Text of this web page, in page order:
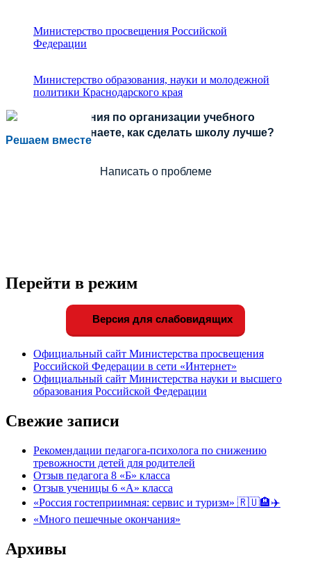
Министерство просвещения Российской
Федерации
Министерство образования, науки и молодежной
политики Краснодарского края
Решаем вместе
Есть предложения по организации учебного
процесса или знаете, как сделать школу лучше?
Написать о проблеме
Перейти в режим
Версия для слабовидящих
Официальный сайт Министерства просвещения
Российской Федерации в сети «Интернет»
Официальный сайт Министерства науки и высшего
образования Российской Федерации
Свежие записи
Рекомендации педагога-психолога по снижению
тревожности детей для родителей
Отзыв педагога 8 «Б» класса
Отзыв ученицы 6 «А» класса
«Россия гостеприимная: сервис и туризм» 🇷🇺🏨✈️
«Много пешечные окончания»
Архивы